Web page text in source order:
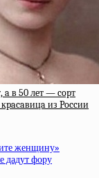
a в 50 лeт — copт
из Poccии
женщину»
дадут фору